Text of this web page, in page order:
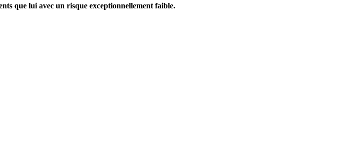
que lui avec un risque exceptionnellement faible.